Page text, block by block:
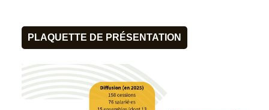
PLAQUETTE DE PRÉSENTATION